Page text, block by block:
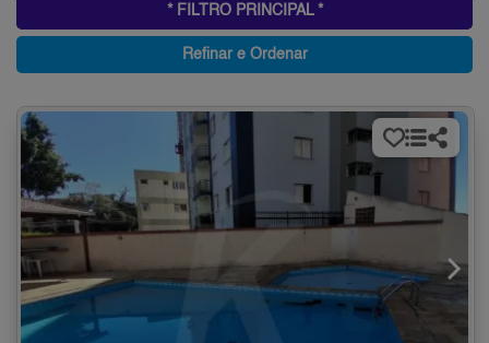
* FILTRO PRINCIPAL *
Refinar e Ordenar